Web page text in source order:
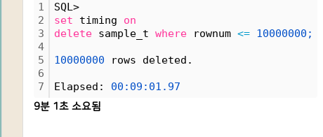
1
2
3
4
5
6
7
SQL>
set timing on
delete sample_t where rownum <= 10000000;
10000000 rows deleted.
Elapsed: 00:09:01.97
9분 1초 소요됨